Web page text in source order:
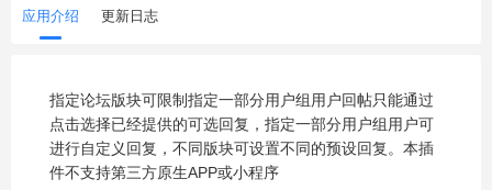
应用介绍 更新日志
指定论坛版块可限制指定一部分用户组用户回帖只能通过
点击选择已经提供的可选回复，指定一部分用户组用户可
进行自定义回复，不同版块可设置不同的预设回复。本插
件不支持第三方原生APP或小程序